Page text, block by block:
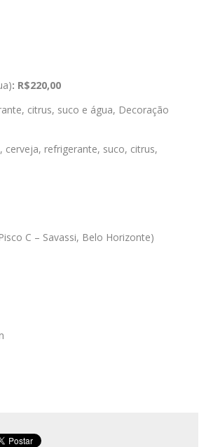
: R$220,00
citrus, suco e água, Decoração
cerveja, refrigerante, suco, citrus,
C – Savassi, Belo Horizonte)